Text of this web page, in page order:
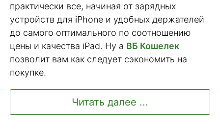
практически все, начиная от зарядных
устройств для iPhone и удобных держателей
до самого оптимального по соотношению
цены и качества iPad. Ну а ВБ Кошелек
позволит вам как следует сэкономить на
покупке.
Читать далее ...